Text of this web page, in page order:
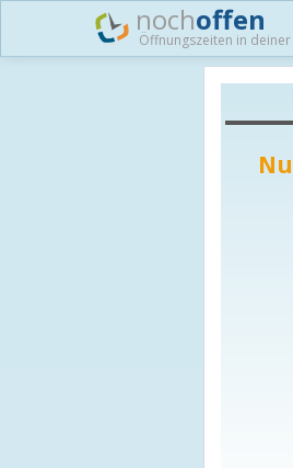
nochoffen
Öffnungszeiten in